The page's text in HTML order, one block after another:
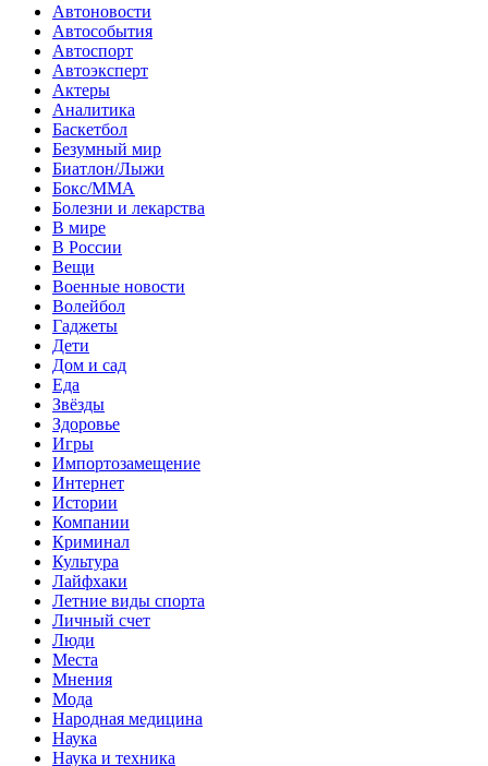
Автоновости
Автособытия
Автоспорт
Автоэксперт
Актеры
Аналитика
Баскетбол
Безумный мир
Биатлон/Лыжи
Бокс/MMA
Болезни и лекарства
В мире
В России
Вещи
Военные новости
Волейбол
Гаджеты
Дети
Дом и сад
Еда
Звёзды
Здоровье
Игры
Импортозамещение
Интернет
Истории
Компании
Криминал
Культура
Лайфхаки
Летние виды спорта
Личный счет
Люди
Места
Мнения
Мода
Народная медицина
Наука
Наука и техника